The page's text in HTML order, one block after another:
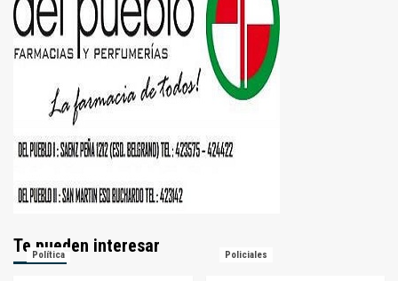
Te pueden interesar
Política Policiales